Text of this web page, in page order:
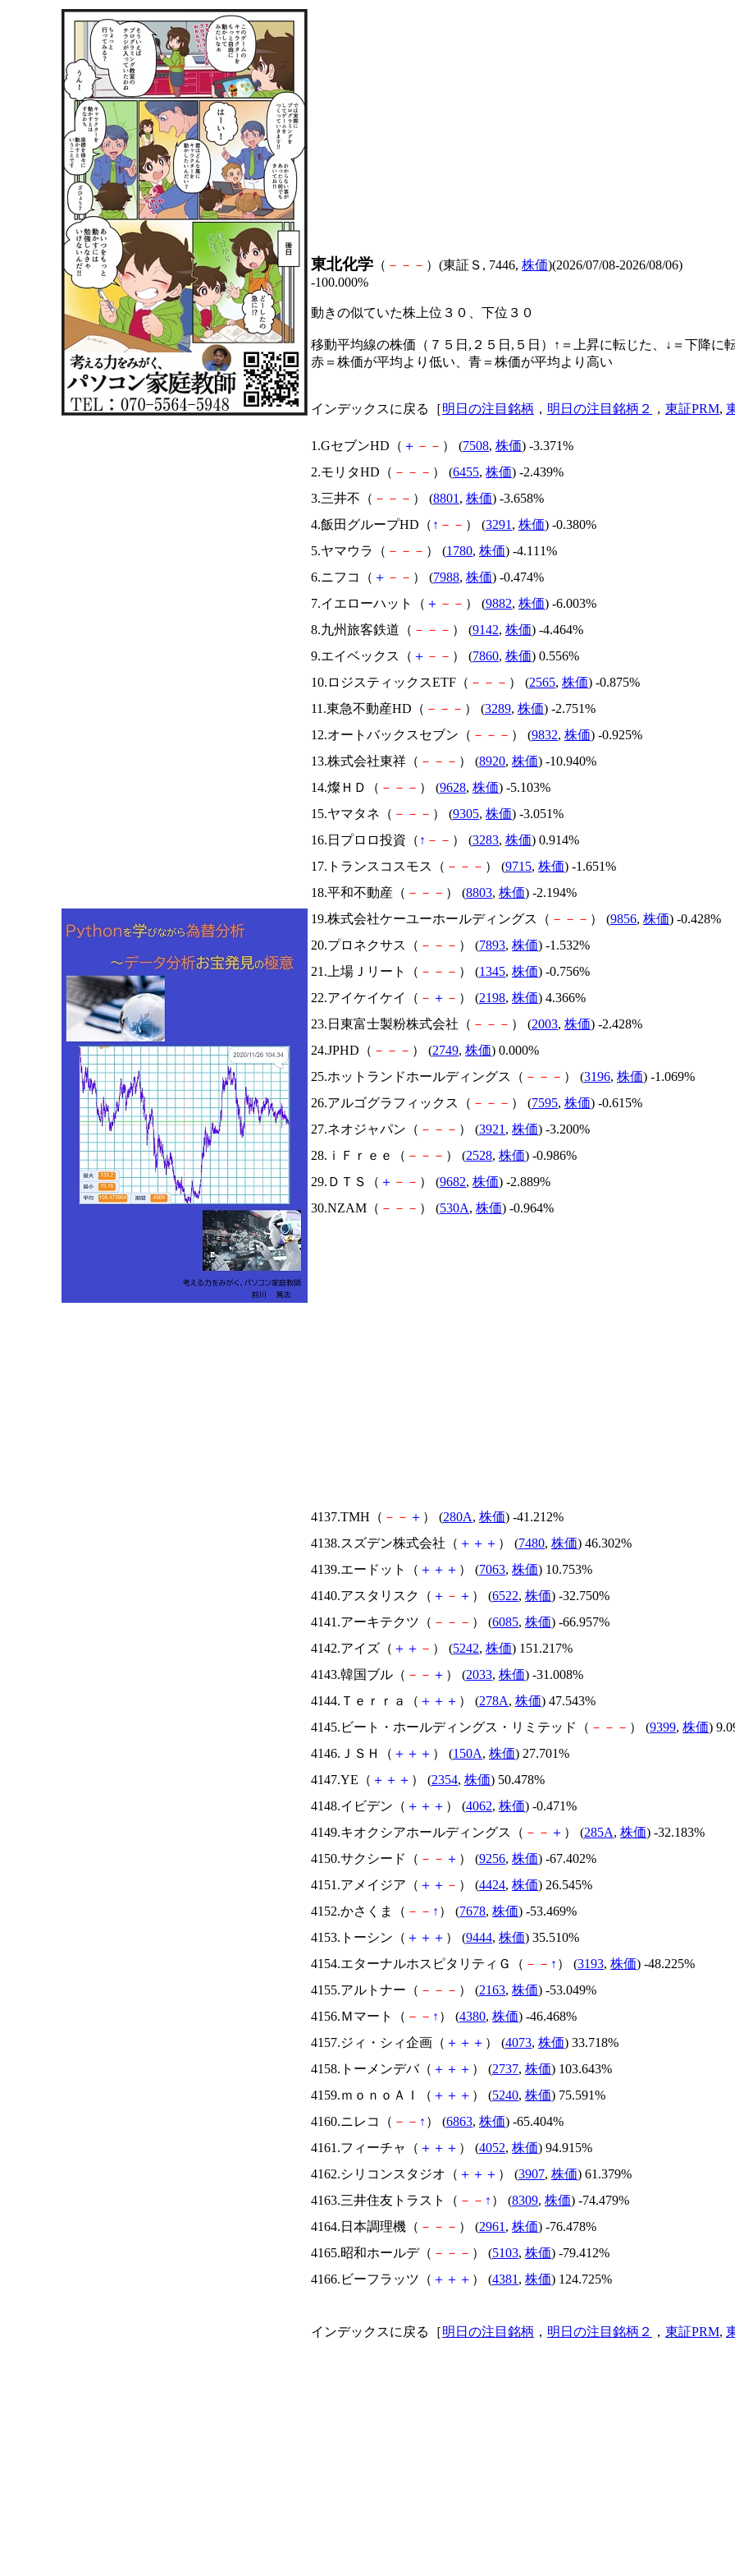
東北化学 （ － － － ）(東証Ｓ, 7446, 株価)(2026/07/08-2026/08/06)
-100.000%
動きの似ていた株上位３０、下位３０
移動平均線の株価（７５日,２５日,５日）↑＝上昇に転じた、↓＝下降に
赤＝株価が平均より低い、青＝株価が平均より高い
インデックスに戻る［明日の注目銘柄 ， 明日の注目銘柄２ ， 東証PRM,
1.GセブンHD（ ＋ － － ） (7508, 株価) -3.371%
2.モリタHD（ － － － ） (6455, 株価) -2.439%
3.三井不（ － － － ） (8801 , 株価) -3.658%
4.飯田グループHD（ ↑ － － ） (3291 , 株価) -0.380%
5.ヤマウラ（ － － － ） (1780, 株価) -4.111%
6.ニフコ（ ＋ － － ） (7988, 株価) -0.474%
7.イエローハット（ ＋ － － ） (9882, 株価) -6.003%
8.九州旅客鉄道（ － － － ） (9142, 株価) -4.464%
9.エイベックス（ ＋ － － ） (7860, 株価) 0.556%
10.ロジスティックスETF（ － － － ） (2565, 株価) -0.875%
11.東急不動産HD（ － － － ） (3289, 株価) -2.751%
12.オートバックスセブン（ － － － ） (9832, 株価) -0.925%
13.株式会社東祥（ － － － ） (8920, 株価) -10.940%
14.燦ＨＤ（ － － － ） (9628, 株価) -5.103%
15.ヤマタネ（ － － － ） (9305, 株価) -3.051%
16.日プロロ投資（ ↑ － － ） (3283, 株価) 0.914%
17.トランスコスモス（ － － － ） (9715, 株価) -1.651%
18.平和不動産（ － － － ） (8803, 株価) -2.194%
19.株式会社ケーユーホールディングス（ － － － ） (9856, 株価) -0.428%
20.プロネクサス（ － － － ） (7893, 株価) -1.532%
21.上場Ｊリート（ － － － ） (1345, 株価) -0.756%
22.アイケイケイ（ － ＋ － ） (2198, 株価) 4.366%
23.日東富士製粉株式会社（ － － － ） (2003, 株価) -2.428%
24.JPHD（ － － － ） (2749, 株価) 0.000%
25.ホットランドホールディングス（ － － － ） (3196, 株価) -1.069%
26.アルゴグラフィックス（ － － － ） (7595, 株価) -0.615%
27.ネオジャパン（ － － － ） (3921 , 株価) -3.200%
28.ｉＦｒｅｅ（ － － － ） (2528, 株価) -0.986%
29.ＤＴＳ（ ＋ － － ） (9682, 株価) -2.889%
30.NZAM（ － － － ） (530A, 株価) -0.964%
4137.TMH（ － － ＋ ） (280A, 株価) -41.212%
4138.スズデン株式会社（ ＋ ＋ ＋ ） (7480, 株価) 46.302%
4139.エードット（ ＋ ＋ ＋ ） (7063, 株価) 10.753%
4140.アスタリスク（ ＋ － ＋ ） (6522, 株価) -32.750%
4141.アーキテクツ（ － － － ） (6085, 株価) -66.957%
4142.アイズ（ ＋ ＋ － ） (5242, 株価) 151.217%
4143.韓国ブル（ － － ＋ ） (2033, 株価) -31.008%
4144.Ｔｅｒｒａ（ ＋ ＋ ＋ ） (278A, 株価) 47.543%
4145.ビート・ホールディングス・リミテッド（ － － － ） (9399, 株価)
4146.ＪＳＨ（ ＋ ＋ ＋ ） (150A, 株価) 27.701%
4147.YE（ ＋ ＋ ＋ ） (2354, 株価) 50.478%
4148.イビデン（ ＋ ＋ ＋ ） (4062, 株価) -0.471%
4149.キオクシアホールディングス（ － － ＋ ） (285A, 株価) -32.183%
4150.サクシード（ － － ＋ ） (9256, 株価) -67.402%
4151.アメイジア（ ＋ ＋ － ） (4424, 株価) 26.545%
4152.かさくま（ － － ↑ ） (7678, 株価) -53.469%
4153.トーシン（ ＋ ＋ ＋ ） (9444, 株価) 35.510%
4154.エターナルホスピタリティＧ（ － － ↑ ） (3193, 株価) -48.225%
4155.アルトナー（ － － － ） (2163, 株価) -53.049%
4156.Ｍマート（ － － ↑ ） (4380, 株価) -46.468%
4157.ジィ・シィ企画（ ＋ ＋ ＋ ） (4073, 株価) 33.718%
4158.トーメンデバ（ ＋ ＋ ＋ ） (2737, 株価) 103.643%
4159.ｍｏｎｏＡＩ（ ＋ ＋ ＋ ） (5240, 株価) 75.591%
4160.ニレコ（ － － ↑ ） (6863, 株価) -65.404%
4161.フィーチャ（ ＋ ＋ ＋ ） (4052, 株価) 94.915%
4162.シリコンスタジオ（ ＋ ＋ ＋ ） (3907, 株価) 61.379%
4163.三井住友トラスト（ － － ↑ ） (8309, 株価) -74.479%
4164.日本調理機（ － － － ） (2961 , 株価) -76.478%
4165.昭和ホールデ（ － － － ） (5103, 株価) -79.412%
4166.ビーフラッツ（ ＋ ＋ ＋ ） (4381 , 株価) 124.725%
インデックスに戻る［明日の注目銘柄 ， 明日の注目銘柄２ ， 東証PRM,